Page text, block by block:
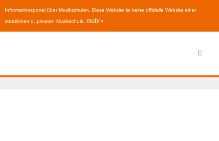
Informationsportal über Musikschulen. Diese Website ist keine offizielle Website einer
staatlichen o. privaten Musikschule. mehr»